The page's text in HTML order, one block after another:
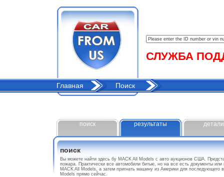
СЛУЖБА
Главная Поиск
поиск результаты детали
поиск
Вы можете найти здесь бу MACK All Models с авто аукционов США.
пожара. Практически все автомобили битые, но на все есть документы
MACK All Models, а затем пригнать машину из Америки для
Models прямо сейчас.